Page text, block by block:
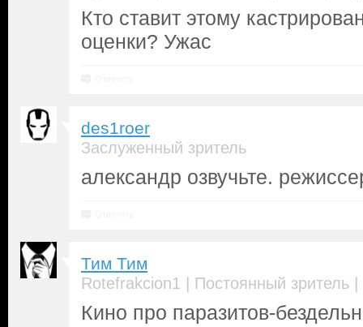
Кто ставит этому
оценки? Ужас
des1roer
Заслуженный зритель
александр озвучьте.
Тим Тим
Rotefrakcion1 | Постоянный зритель |
Кино про паразитов-